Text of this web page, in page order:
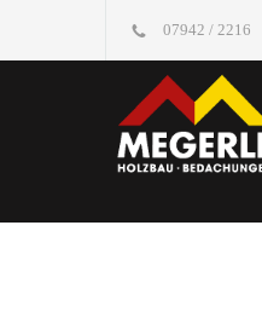
07942 / 2216